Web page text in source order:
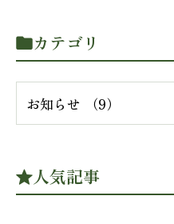
カテゴリ
お知らせ （9）
人気記事